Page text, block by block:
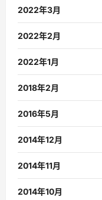
2022年3月
2022年2月
2022年1月
2018年2月
2016年5月
2014年12月
2014年11月
2014年10月